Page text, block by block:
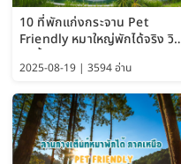
10 ที่พักแก่งกระจาน Pet
Friendly หมาใหญ่พักได้จริง วิว
2025-08-19 | 3594 อ่าน